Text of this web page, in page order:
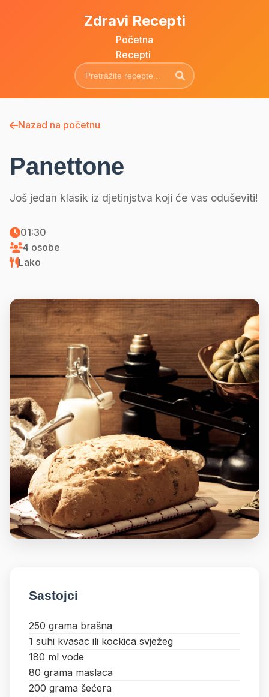
Zdravi Recepti
Početna
Recepti
Nazad na početnu
Panettone
Još jedan klasik iz djetinjstva koji će vas oduševiti!
01:30
4 osobe
Lako
Sastojci
250 grama brašna
1 suhi kvasac ili kockica svježeg
180 ml vode
80 grama maslaca
200 grama šećera